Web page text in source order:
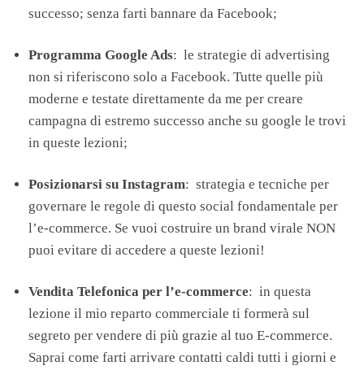
successo; senza farti bannare da Facebook;
Programma Google Ads: le strategie di advertising
non si riferiscono solo a Facebook. Tutte quelle più
moderne e testate direttamente da me per creare
campagna di estremo successo anche su google le trovi
in queste lezioni;
Posizionarsi su Instagram: strategia e tecniche per
governare le regole di questo social fondamentale per
l’e-commerce. Se vuoi costruire un brand virale NON
puoi evitare di accedere a queste lezioni!
Vendita Telefonica per l’e-commerce: in questa
lezione il mio reparto commerciale ti formerà sul
segreto per vendere di più grazie al tuo E-commerce.
Saprai come farti arrivare contatti caldi tutti i giorni e